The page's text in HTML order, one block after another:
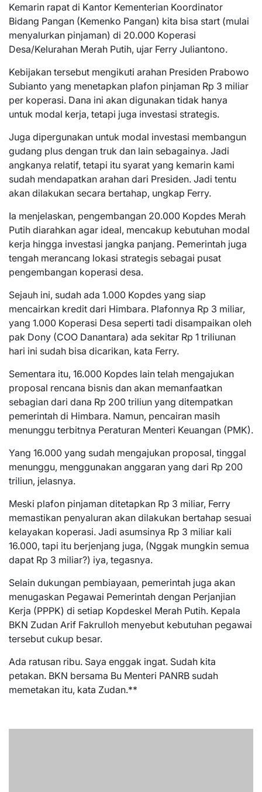
Kemarin rapat di Kantor Kementerian Koordinator
Bidang Pangan (Kemenko Pangan) kita bisa start (mulai
menyalurkan pinjaman) di 20.000 Koperasi
Desa/Kelurahan Merah Putih, ujar Ferry Juliantono.
Kebijakan tersebut mengikuti arahan Presiden Prabowo
Subianto yang menetapkan plafon pinjaman Rp 3 miliar
per koperasi. Dana ini akan digunakan tidak hanya
untuk modal kerja, tetapi juga investasi strategis.
Juga dipergunakan untuk modal investasi membangun
gudang plus dengan truk dan lain sebagainya. Jadi
angkanya relatif, tetapi itu syarat yang kemarin kami
sudah mendapatkan arahan dari Presiden. Jadi tentu
akan dilakukan secara bertahap, ungkap Ferry.
Ia menjelaskan, pengembangan 20.000 Kopdes Merah
Putih diarahkan agar ideal, mencakup kebutuhan modal
kerja hingga investasi jangka panjang. Pemerintah juga
tengah merancang lokasi strategis sebagai pusat
pengembangan koperasi desa.
Sejauh ini, sudah ada 1.000 Kopdes yang siap
mencairkan kredit dari Himbara. Plafonnya Rp 3 miliar,
yang 1.000 Koperasi Desa seperti tadi disampaikan oleh
pak Dony (COO Danantara) ada sekitar Rp 1 triliunan
hari ini sudah bisa dicarikan, kata Ferry.
Sementara itu, 16.000 Kopdes lain telah mengajukan
proposal rencana bisnis dan akan memanfaatkan
sebagian dari dana Rp 200 triliun yang ditempatkan
pemerintah di Himbara. Namun, pencairan masih
menunggu terbitnya Peraturan Menteri Keuangan (PMK).
Yang 16.000 yang sudah mengajukan proposal, tinggal
menunggu, menggunakan anggaran yang dari Rp 200
triliun, jelasnya.
Meski plafon pinjaman ditetapkan Rp 3 miliar, Ferry
memastikan penyaluran akan dilakukan bertahap sesuai
kelayakan koperasi. Jadi asumsinya Rp 3 miliar kali
16.000, tapi itu berjenjang juga, (Nggak mungkin semua
dapat Rp 3 miliar?) iya, tegasnya.
Selain dukungan pembiayaan, pemerintah juga akan
menugaskan Pegawai Pemerintah dengan Perjanjian
Kerja (PPPK) di setiap Kopdeskel Merah Putih. Kepala
BKN Zudan Arif Fakrulloh menyebut kebutuhan pegawai
tersebut cukup besar.
Ada ratusan ribu. Saya enggak ingat. Sudah kita
petakan. BKN bersama Bu Menteri PANRB sudah
memetakan itu, kata Zudan.**